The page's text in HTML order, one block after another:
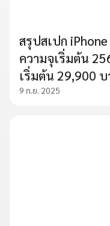
สรุปสเปก
ความจุเริ่มต้น
เริ่มต้น 29,900
9 ก.ย. 2025